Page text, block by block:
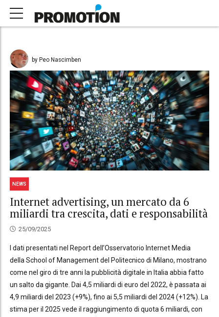
by Peo Nascimben
NEWS
Internet advertising, un mercato da 6
miliardi tra crescita, dati e responsabilità
25/09/2025
I dati presentati nel Report dell’Osservatorio Internet Media
della School of Management del Politecnico di Milano, mostrano
come nel giro di tre anni la pubblicità digitale in Italia abbia fatto
un salto da gigante. Dai 4,5 miliardi di euro del 2022, è passata ai
4,9 miliardi del 2023 (+9%), fino ai 5,5 miliardi del 2024 (+12%). La
stima per il 2025 vede il raggiungimento di quota 6 miliardi, con